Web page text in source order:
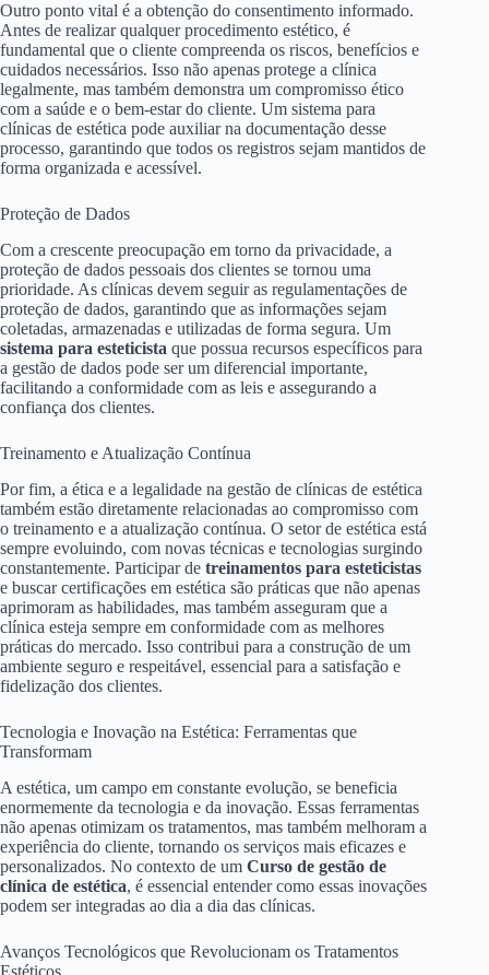
Outro ponto vital é a obtenção do consentimento informado.
Antes de realizar qualquer procedimento estético, é
fundamental que o cliente compreenda os riscos, benefícios e
cuidados necessários. Isso não apenas protege a clínica
legalmente, mas também demonstra um compromisso ético
com a saúde e o bem-estar do cliente. Um sistema para
clínicas de estética pode auxiliar na documentação desse
processo, garantindo que todos os registros sejam mantidos de
forma organizada e acessível.
Proteção de Dados
Com a crescente preocupação em torno da privacidade, a
proteção de dados pessoais dos clientes se tornou uma
prioridade. As clínicas devem seguir as regulamentações de
proteção de dados, garantindo que as informações sejam
coletadas, armazenadas e utilizadas de forma segura. Um
sistema para esteticista que possua recursos específicos para
a gestão de dados pode ser um diferencial importante,
facilitando a conformidade com as leis e assegurando a
confiança dos clientes.
Treinamento e Atualização Contínua
Por fim, a ética e a legalidade na gestão de clínicas de estética
também estão diretamente relacionadas ao compromisso com
o treinamento e a atualização contínua. O setor de estética está
sempre evoluindo, com novas técnicas e tecnologias surgindo
constantemente. Participar de treinamentos para esteticistas
e buscar certificações em estética são práticas que não apenas
aprimoram as habilidades, mas também asseguram que a
clínica esteja sempre em conformidade com as melhores
práticas do mercado. Isso contribui para a construção de um
ambiente seguro e respeitável, essencial para a satisfação e
fidelização dos clientes.
Tecnologia e Inovação na Estética: Ferramentas que
Transformam
A estética, um campo em constante evolução, se beneficia
enormemente da tecnologia e da inovação. Essas ferramentas
não apenas otimizam os tratamentos, mas também melhoram a
experiência do cliente, tornando os serviços mais eficazes e
personalizados. No contexto de um Curso de gestão de
clínica de estética, é essencial entender como essas inovações
podem ser integradas ao dia a dia das clínicas.
Avanços Tecnológicos que Revolucionam os Tratamentos
Estéticos